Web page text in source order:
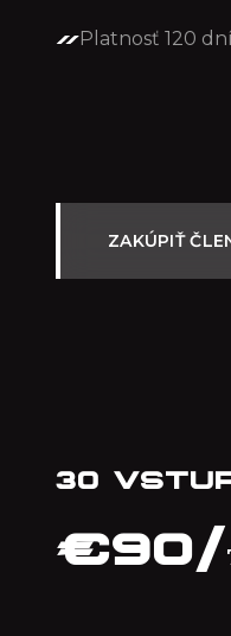
Platnosť 120
ZAKÚPIŤ
30
€90/